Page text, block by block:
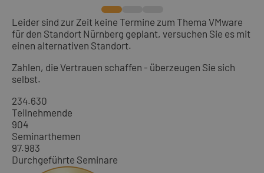
Leider sind zur Zeit keine Termine zum Thema VMware
für den Standort Nürnberg geplant, versuchen Sie es mit
einen alternativen Standort.
Zahlen, die Vertrauen schaffen - überzeugen Sie sich
selbst.
234.630
Teilnehmende
904
Seminarthemen
97.983
Durchgeführte Seminare